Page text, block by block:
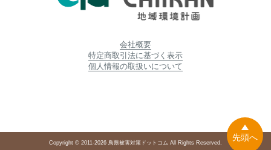
会社概要
特定商取引法に基づく表示
個人情報の取扱いについて
Copyright © 2011-2026 鳥獣被害対策ドットコム All Rights Reserved.
先頭へ